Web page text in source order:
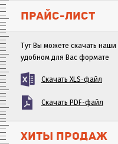
ПРАЙС-ЛИСТ
Тут Вы можете скачать
удобном для Вас формате
Скачать XLS-файл
Скачать PDF-файл
ХИТЫ ПРОДАЖ